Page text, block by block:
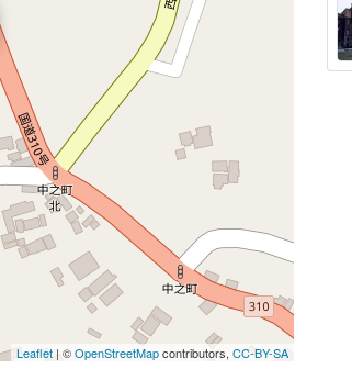
Leaflet | ©OpenStreetMapcontributors, CC-BY-SA